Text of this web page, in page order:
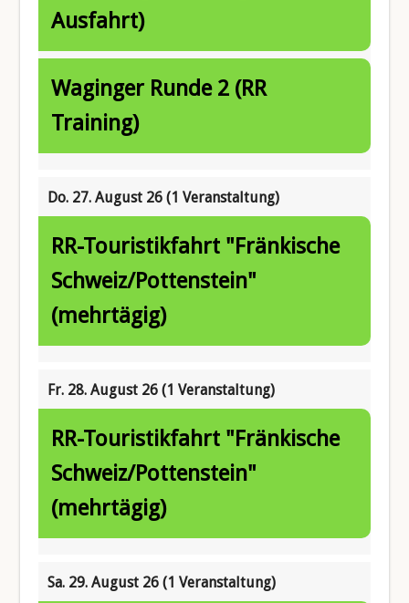
Ausfahrt)
Waginger Runde 2 (RR
Training)
Do. 27. August 26(1 Veranstaltung)
RR-Touristikfahrt "Fränkische
Schweiz/Pottenstein"
(mehrtägig)
Fr. 28. August 26(1 Veranstaltung)
RR-Touristikfahrt "Fränkische
Schweiz/Pottenstein"
(mehrtägig)
Sa. 29. August 26(1 Veranstaltung)